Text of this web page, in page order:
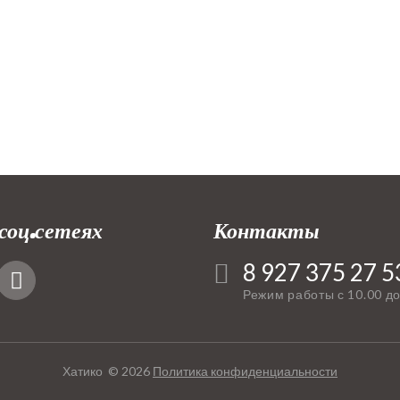
Контакты
8 927 375 27
Режим работы с 10.00
Хатико © 2026 Политика конфиденциальности